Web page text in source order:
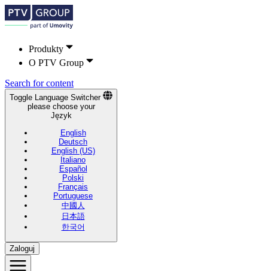
Produkty
O PTV Group
Search for content
Toggle Language Switcher
please choose your
Język
English
Deutsch
English (US)
Italiano
Español
Polski
Français
Portuguese
中國人
日本語
한국어
Zaloguj